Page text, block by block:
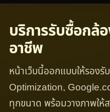
บริการรับซื้อกล้
อาชีพ
หน้าเว็บนี้ออกแบบให้รอง
Optimization,
ทุกขนาด พร้อมวางภาพใ